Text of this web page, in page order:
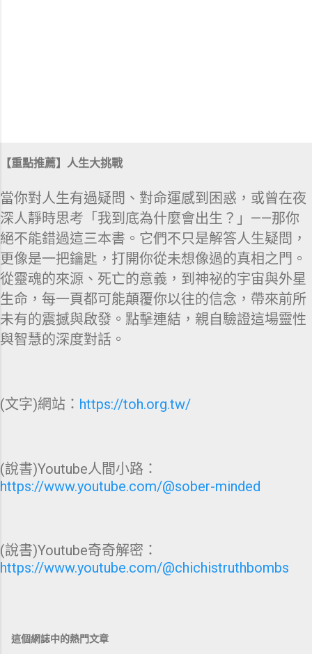
【重點推薦】人生大挑戰
當你對人生有過疑問、對命運感到困惑，或曾在夜
深人靜時思考「我到底為什麼會出生？」——那你
絕不能錯過這三本書。它們不只是解答人生疑問，
更像是一把鑰匙，打開你從未想像過的真相之門。
從靈魂的來源、死亡的意義，到神祕的宇宙與外星
生命，每一頁都可能顛覆你以往的信念，帶來前所
未有的震撼與啟發。點擊連結，親自驗證這場靈性
與智慧的深度對話。
(文字)網站： https://toh.org.tw/
(說書)Youtube人間小路：
https://www.youtube.com/@sober-minded
(說書)Youtube奇奇解密：
https://www.youtube.com/@chichistruthbombs
這個網誌中的熱門文章